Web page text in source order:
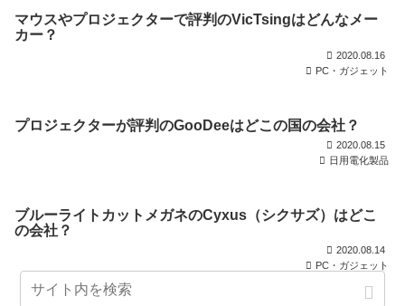
マウスやプロジェクターで評判のVicTsingはどんなメー
カー？
2020.08.16
PC・ガジェット
プロジェクターが評判のGooDeeはどこの国の会社？
2020.08.15
日用電化製品
ブルーライトカットメガネのCyxus（シクサズ）はどこ
の会社？
2020.08.14
PC・ガジェット